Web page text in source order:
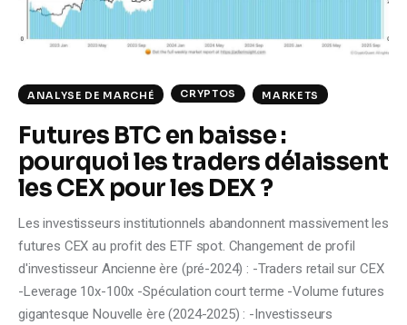
ANALYSE DE MARCHÉ CRYPTOS MARKETS
Futures BTC en baisse :
pourquoi les traders délaissent
les CEX pour les DEX ?
Les investisseurs institutionnels abandonnent massivement les
futures CEX au profit des ETF spot. Changement de profil
d'investisseur Ancienne ère (pré-2024) : -Traders retail sur CEX
-Leverage 10x-100x -Spéculation court terme -Volume futures
gigantesque Nouvelle ère (2024-2025) : -Investisseurs